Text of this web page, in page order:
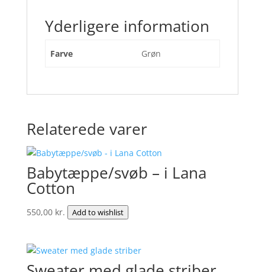
Yderligere information
Farve Grøn
Relaterede varer
Babytæppe/svøb – i Lana
Cotton
550,00 kr. Add to wishlist